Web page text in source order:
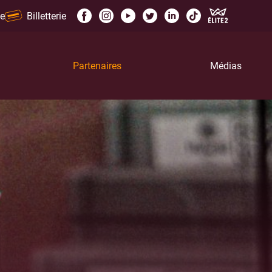
Billetterie
Partenaires Médias